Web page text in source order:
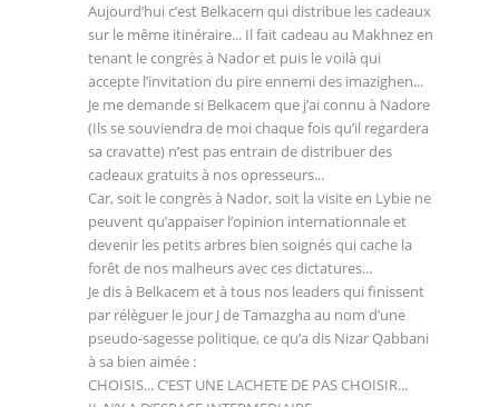
Aujourd’hui c’est Belkacem qui distribue les cadeaux
sur le même itinéraire... Il fait cadeau au Makhnez en
tenant le congrès à Nador et puis le voilà qui
accepte l’invitation du pire ennemi des imazighen...
Je me demande si Belkacem que j’ai connu à Nadore
(Ils se souviendra de moi chaque fois qu’il regardera
sa cravatte) n’est pas entrain de distribuer des
cadeaux gratuits à nos opresseurs...
Car, soit le congrès à Nador, soit la visite en Lybie ne
peuvent qu’appaiser l’opinion internationnale et
devenir les petits arbres bien soignés qui cache la
forêt de nos malheurs avec ces dictatures...
Je dis à Belkacem et à tous nos leaders qui finissent
par rélèguer le jour J de Tamazgha au nom d’une
pseudo-sagesse politique, ce qu’a dis Nizar Qabbani
à sa bien aimée :
CHOISIS... C’EST UNE LACHETE DE PAS CHOISIR...